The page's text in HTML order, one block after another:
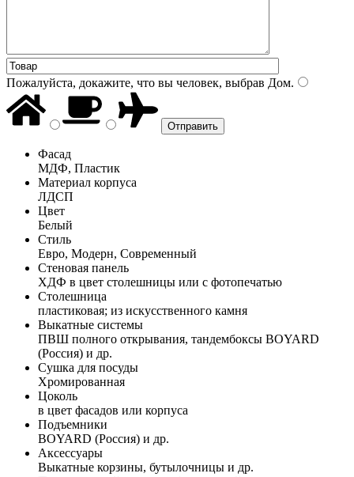
Пожалуйста, докажите, что вы человек, выбрав Дом.
Фасад
МДФ, Пластик
Материал корпуса
ЛДСП
Цвет
Белый
Стиль
Евро, Модерн, Современный
Стеновая панель
ХДФ в цвет столешницы или с фотопечатью
Столешница
пластиковая; из искусственного камня
Выкатные системы
ПВШ полного открывания, тандембоксы BOYARD
(Россия) и др.
Сушка для посуды
Хромированная
Цоколь
в цвет фасадов или корпуса
Подъемники
BOYARD (Россия) и др.
Аксессуары
Выкатные корзины, бутылочницы и др.